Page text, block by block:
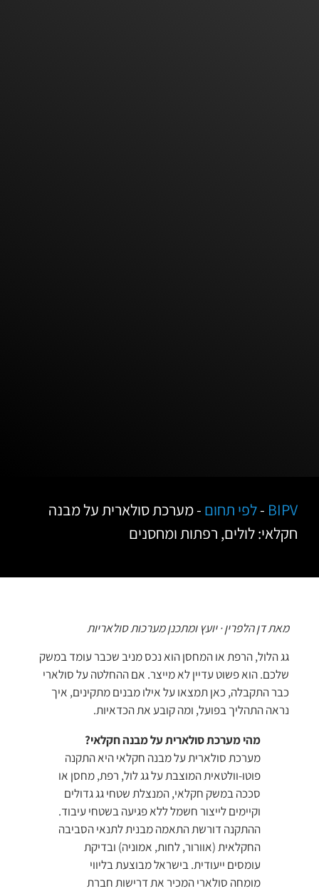
BIPV
-לפי תחום -מערכת סולארית על מבנה
חקלאי: לולים, רפתות ומחסנים
מאת דן הלפרין · יועץ ומתכנן מערכות סולאריות
גג הלול, הרפת או המחסן הוא נכס מניב שכבר עומד במשק
שלכם. הוא פשוט עדיין לא מייצר. אם ההחלטה על סולארי
כבר התקבלה, כאן תמצאו על אילו מבנים מתקינים, איך
נראה התהליך בפועל, ומה קובע את הכדאיות.
מהי מערכת סולארית על מבנה חקלאי?
מערכת סולארית על מבנה חקלאי היא התקנה
פוטו-וולטאית המוצבת על גג לול, רפת, מחסן או
סככה במשק חקלאי, המנצלת שטחי גג גדולים
וקיימים לייצור חשמל ללא פגיעה בשטחי עיבוד.
ההתקנה דורשת התאמה מבנית לתנאי הסביבה
החקלאית (אוורור, לחות, אמוניה) ובדיקת
עומסים ייעודית. בישראל מבוצעת בליווי
מומחה סולארי המכיר את דרישות חברת